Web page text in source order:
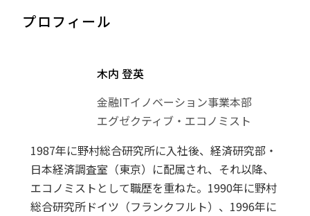
プロフィール
木内 登英
金融ITイノベーション事業本部
エグゼクティブ・エコノミスト
1987年に野村総合研究所に入社後、経済研究部・
日本経済調査室（東京）に配属され、それ以降、
エコノミストとして職歴を重ねた。1990年に野村
総合研究所ドイツ（フランクフルト）、1996年に